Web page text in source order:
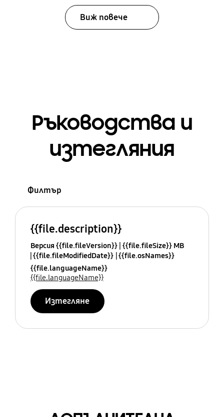
Виж повече
Ръководства и
изтегляния
Филтър
{{file.description}}
Версия {{file.fileVersion}} {{file.fileSize}} MB
{{file.fileModifiedDate}} {{file.osNames}}
{{file.languageName}}
{{file.languageName}}
Изтегляне